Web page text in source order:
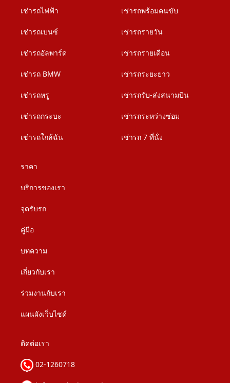
เช่ารถไฟฟ้า
เช่ารถเบนซ์
เช่ารถอัลพาร์ด
เช่ารถ BMW
เช่ารถหรู
เช่ารถกระบะ
เช่ารถใกล้ฉัน
เช่ารถพร้อมคนขับ
เช่ารถรายวัน
เช่ารถรายเดือน
เช่ารถระยะยาว
เช่ารถรับ-ส่งสนามบิน
เช่ารถระหว่างซ่อม
เช่ารถ 7 ที่นั่ง
ราคา
บริการของเรา
จุดรับรถ
คู่มือ
บทความ
เกี่ยวกับเรา
ร่วมงานกับเรา
แผนผังเว็บไซด์
ติดต่อเรา
02-1260718